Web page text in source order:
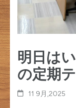
明日は
の定期
11 9月,2025